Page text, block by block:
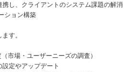
携し、クライアントのシステム課題の解消
ション構築
す。
市場・ユーザーニーズの調査）
設定やアップデート